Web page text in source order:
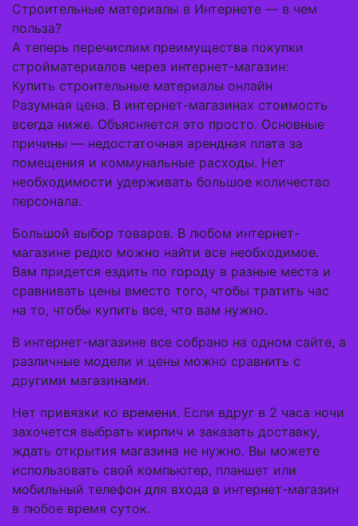
Строительные материалы в Интернете — в чем
польза?
А теперь перечислим преимущества покупки
стройматериалов через интернет-магазин:
Купить строительные материалы онлайн
Разумная цена. В интернет-магазинах стоимость
всегда ниже. Объясняется это просто. Основные
причины — недостаточная арендная плата за
помещения и коммунальные расходы. Нет
необходимости удерживать большое количество
персонала.
Большой выбор товаров. В любом интернет-
магазине редко можно найти все необходимое.
Вам придется ездить по городу в разные места и
сравнивать цены вместо того, чтобы тратить час
на то, чтобы купить все, что вам нужно.
В интернет-магазине все собрано на одном сайте, а
различные модели и цены можно сравнить с
другими магазинами.
Нет привязки ко времени. Если вдруг в 2 часа ночи
захочется выбрать кирпич и заказать доставку,
ждать открытия магазина не нужно. Вы можете
использовать свой компьютер, планшет или
мобильный телефон для входа в интернет-магазин
в любое время суток.